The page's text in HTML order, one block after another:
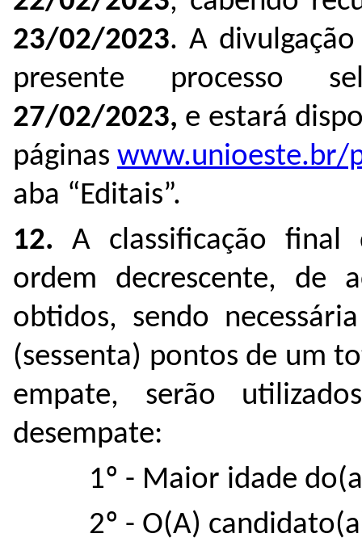
23/02/2023. A
presente processo
27/02/2023, e estará
páginas www.unioeste.br/
aba “Editais”.
12. A classificação
ordem decrescente,
obtidos, sendo
(sessenta) pontos de um
empate, serão
desempate:
1º - Maior idade
2º - O(A)